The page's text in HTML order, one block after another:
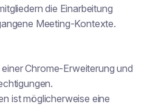
die Einarbeitung
Meeting-Kontexte.
Chrome-Erweiterung und
ist möglicherweise eine